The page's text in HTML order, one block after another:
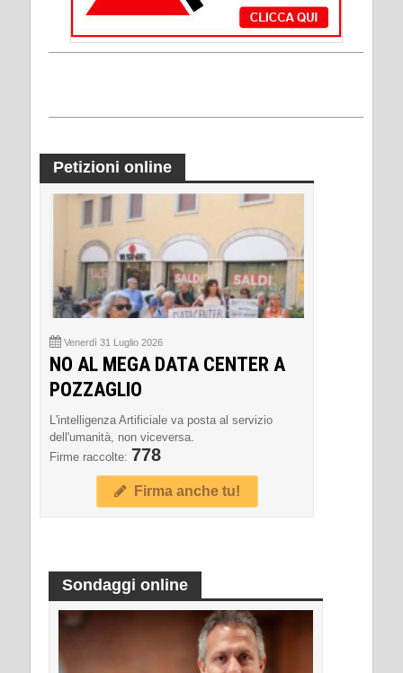
Petizioni online
Venerdì 31 Luglio 2026
NO AL MEGA DATA CENTER A
POZZAGLIO
L'intelligenza Artificiale va posta al servizio
dell'umanità, non viceversa.
Firme raccolte: 778
Firma anche tu!
Sondaggi online